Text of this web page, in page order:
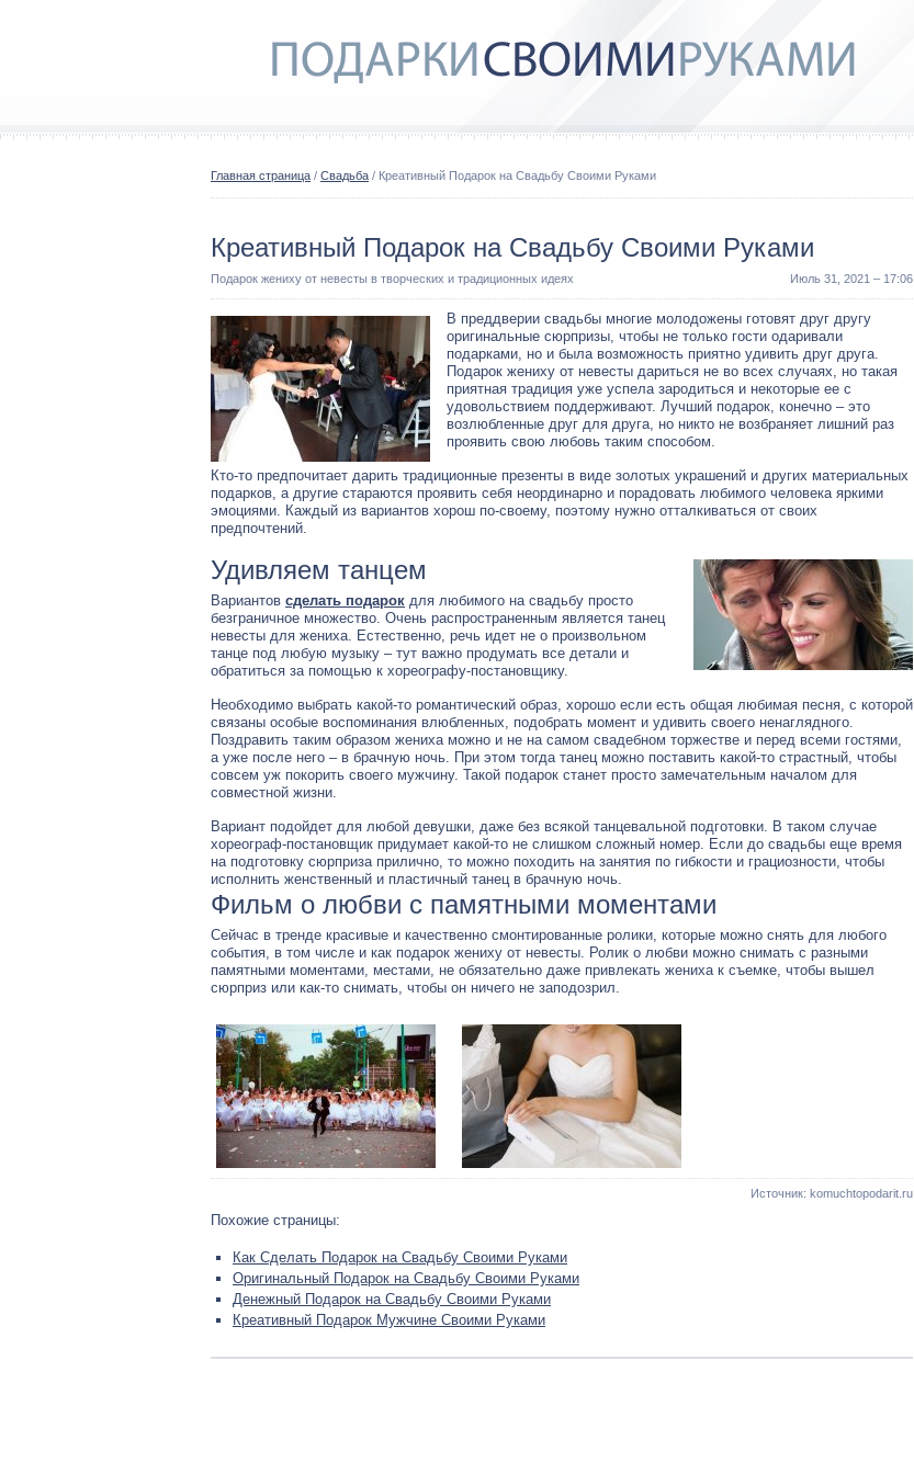
Главная страница / Свадьба / Креативный Подарок на Свадьбу Своими Руками
Креативный Подарок на Свадьбу Своими Руками
Подарок жениху от невесты в творческих и традиционных идеях Июль 31, 2021 – 17:06
В преддверии свадьбы многие молодожены готовят друг другу
оригинальные сюрпризы, чтобы не только гости одаривали
подарками, но и была возможность приятно удивить друг друга.
Подарок жениху от невесты дариться не во всех случаях, но такая
приятная традиция уже успела зародиться и некоторые ее с
удовольствием поддерживают. Лучший подарок, конечно – это
возлюбленные друг для друга, но никто не возбраняет лишний раз
проявить свою любовь таким способом.
Кто-то предпочитает дарить традиционные презенты в виде золотых украшений и других материальных
подарков, а другие стараются проявить себя неординарно и порадовать любимого человека яркими
эмоциями. Каждый из вариантов хорош по-своему, поэтому нужно отталкиваться от своих
предпочтений.
Удивляем танцем
Вариантов сделать подарок для любимого на свадьбу просто
безграничное множество. Очень распространенным является танец
невесты для жениха. Естественно, речь идет не о произвольном
танце под любую музыку – тут важно продумать все детали и
обратиться за помощью к хореографу-постановщику.
Необходимо выбрать какой-то романтический образ, хорошо если есть общая любимая песня, с которой
связаны особые воспоминания влюбленных, подобрать момент и удивить своего ненаглядного.
Поздравить таким образом жениха можно и не на самом свадебном торжестве и перед всеми гостями,
а уже после него – в брачную ночь. При этом тогда танец можно поставить какой-то страстный, чтобы
совсем уж покорить своего мужчину. Такой подарок станет просто замечательным началом для
совместной жизни.
Вариант подойдет для любой девушки, даже без всякой танцевальной подготовки. В таком случае
хореограф-постановщик придумает какой-то не слишком сложный номер. Если до свадьбы еще время
на подготовку сюрприза прилично, то можно походить на занятия по гибкости и грациозности, чтобы
исполнить женственный и пластичный танец в брачную ночь.
Фильм о любви с памятными моментами
Сейчас в тренде красивые и качественно смонтированные ролики, которые можно снять для любого
события, в том числе и как подарок жениху от невесты. Ролик о любви можно снимать с разными
памятными моментами, местами, не обязательно даже привлекать жениха к съемке, чтобы вышел
сюрприз или как-то снимать, чтобы он ничего не заподозрил.
Источник: komuchtopodarit.ru
Похожие страницы:
Как Сделать Подарок на Свадьбу Своими Руками
Оригинальный Подарок на Свадьбу Своими Руками
Денежный Подарок на Свадьбу Своими Руками
Креативный Подарок Мужчине Своими Руками